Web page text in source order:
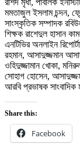
মমতাজুল ইসলাম চন্দন,
সাংস্কৃতিক সম্পাদক
শিক্ষক রাশেদুল হাসান
এনটিভির অনলাইন
রহমান, আসাদুজ্জমান
ওহিদুজ্জামান খোকা,
সোহাগ হোসেন,
আরবি প্রভাষক সাংবাদিক
Share this:
Facebook